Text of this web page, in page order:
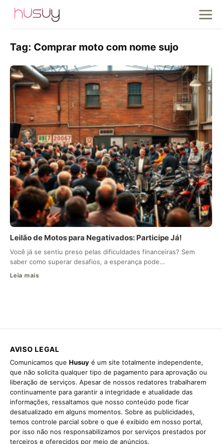
Tag: Comprar moto com nome sujo
Leilão de Motos para Negativados: Participe Já!
Você já se sentiu preso pelas dificuldades financeiras? Sem
saber como superar desafios, a esperança pode…
Leia mais
AVISO LEGAL
Comunicamos que Husuy é um site totalmente independente,
que não solicita qualquer tipo de pagamento para aprovação ou
liberação de serviços. Apesar de nossos redatores trabalharem
continuamente para garantir a integridade e atualidade das
informações, ressaltamos que nosso conteúdo pode ficar
desatualizado em alguns momentos. Sobre as publicidades,
temos controle parcial sobre o que é exibido em nosso portal,
por isso não nos responsabilizamos por serviços prestados por
terceiros e oferecidos por meio de anúncios.